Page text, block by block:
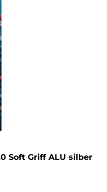
Soft Griff ALU silber